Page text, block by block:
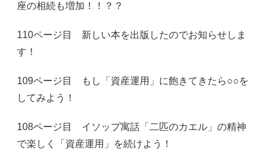
座の相続も増加！！？？
110ページ目 新しい本を出版したのでお知らせしま
す！
109ページ目 もし「資産運用」に飽きてきたら○○を
してみよう！
108ページ目 イソップ寓話「二匹のカエル」の精神
で楽しく「資産運用」を続けよう！